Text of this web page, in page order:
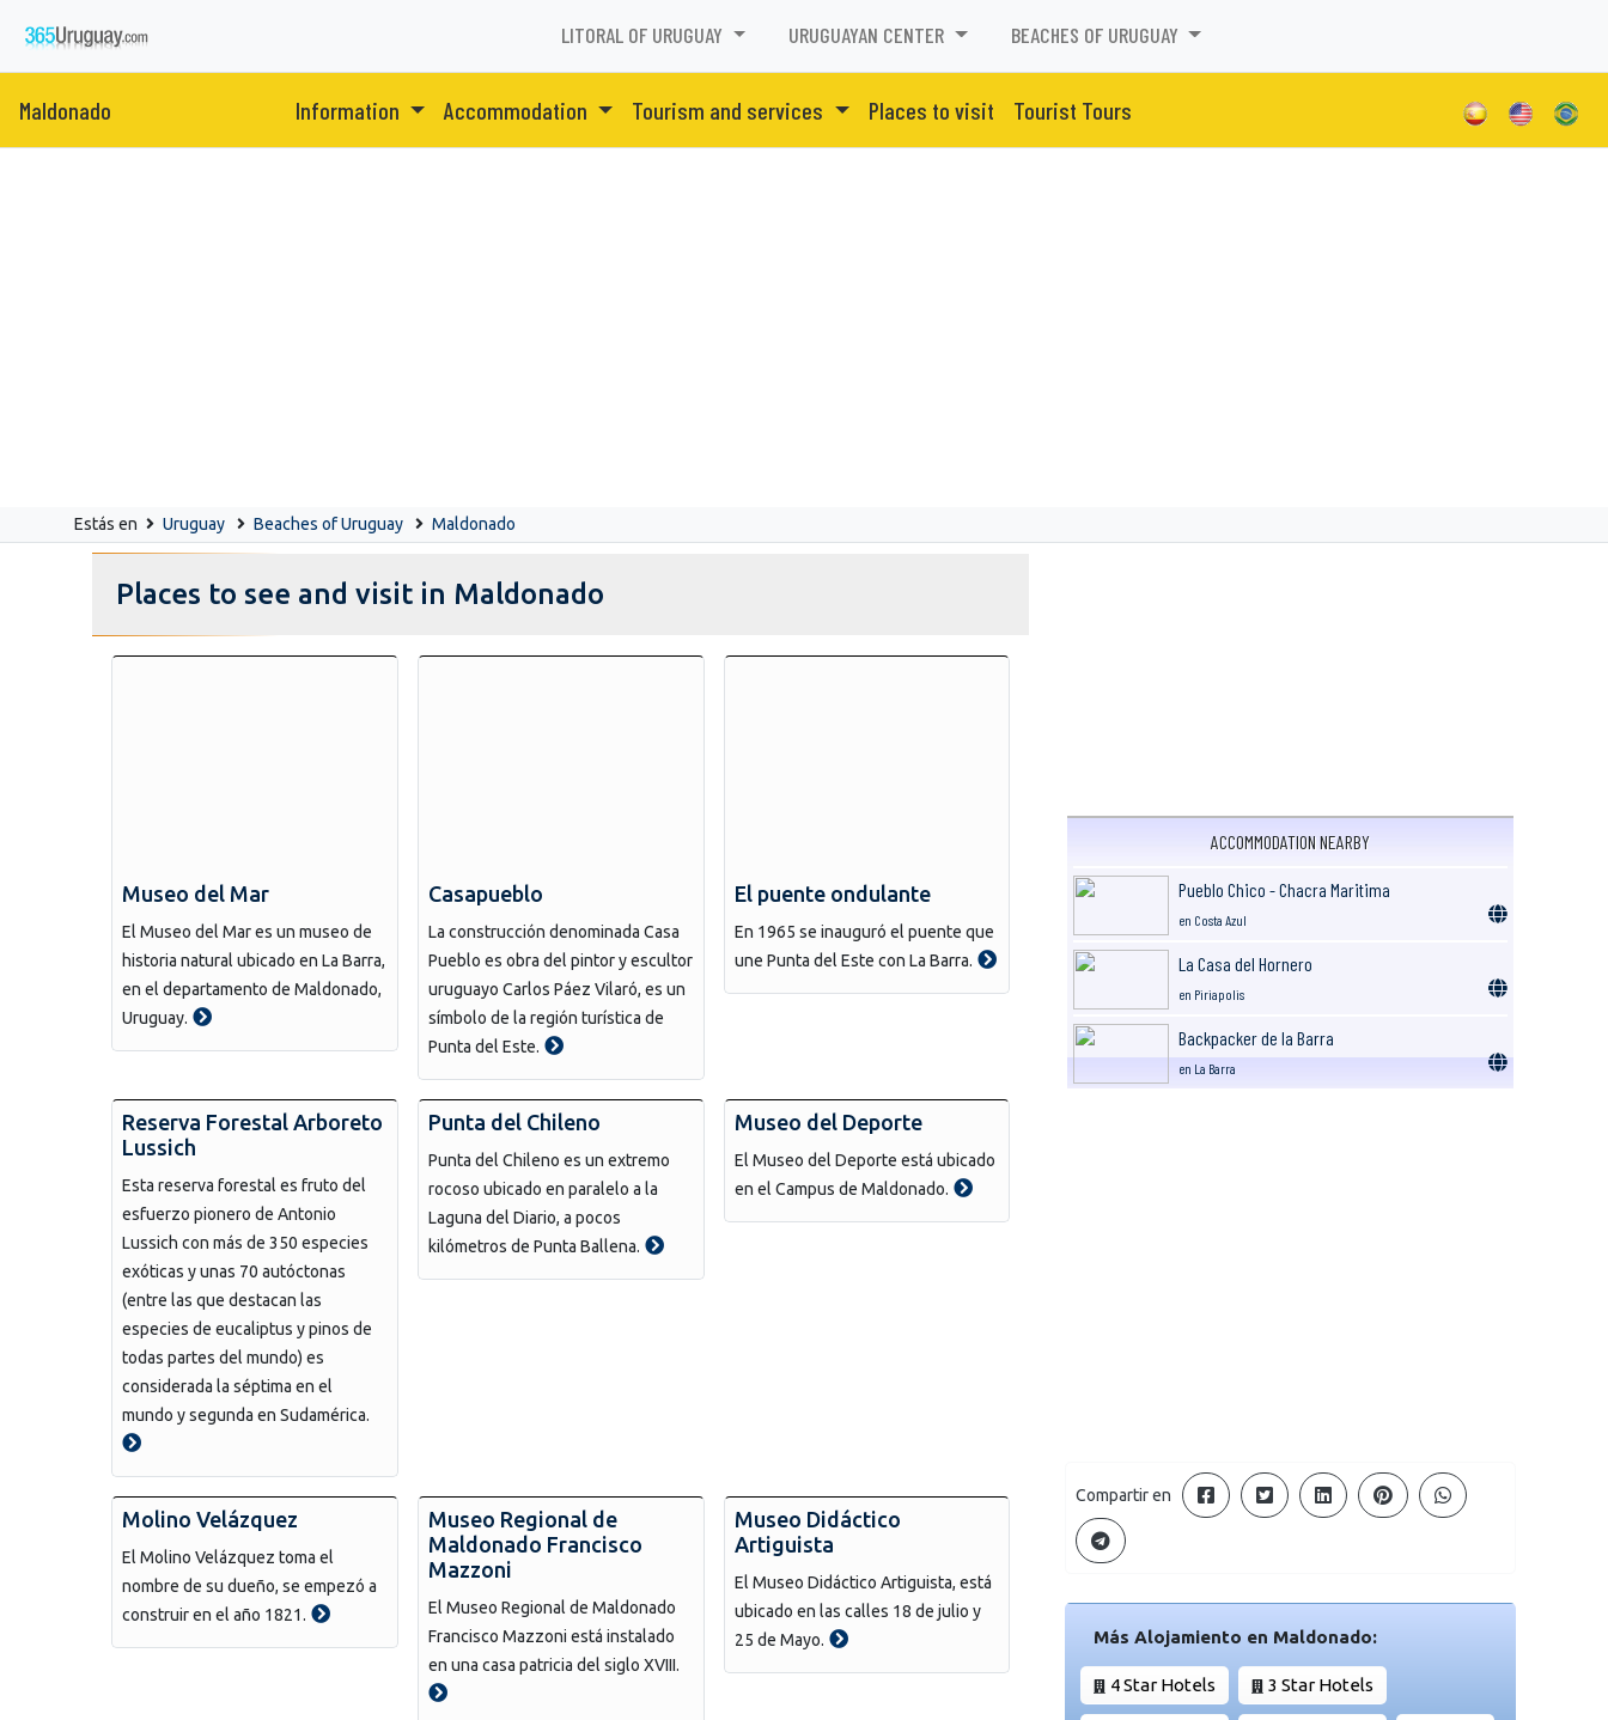
LITORAL OF URUGUAY URUGUAYAN CENTER BEACHES OF URUGUAY
Maldonado Information Accommodation Tourism and services Places to visit Tourist Tours
Estás en Uruguay Beaches of Uruguay Maldonado
Places to see and visit in Maldonado
Museo del Mar
El Museo del Mar es un museo de
historia natural ubicado en La Barra,
en el departamento de Maldonado,
Uruguay.
Casapueblo
La construcción denominada Casa
Pueblo es obra del pintor y escultor
uruguayo Carlos Páez Vilaró, es un
símbolo de la región turística de
Punta del Este.
El puente ondulante
En 1965 se inauguró el puente que
une Punta del Este con La Barra.
Reserva Forestal Arboreto
Lussich
Esta reserva forestal es fruto del
esfuerzo pionero de Antonio
Lussich con más de 350 especies
exóticas y unas 70 autóctonas
(entre las que destacan las
especies de eucaliptus y pinos de
todas partes del mundo) es
considerada la séptima en el
mundo y segunda en Sudamérica.
Punta del Chileno
Punta del Chileno es un extremo
rocoso ubicado en paralelo a la
Laguna del Diario, a pocos
kilómetros de Punta Ballena.
Museo del Deporte
El Museo del Deporte está ubicado
en el Campus de Maldonado.
Molino Velázquez
El Molino Velázquez toma el
nombre de su dueño, se empezó a
construir en el año 1821.
Museo Regional de
Maldonado Francisco
Mazzoni
El Museo Regional de Maldonado
Francisco Mazzoni está instalado
en una casa patricia del siglo XVIII.
Museo Didáctico
Artiguista
El Museo Didáctico Artiguista, está
ubicado en las calles 18 de julio y
25 de Mayo.
ACCOMMODATION NEARBY
Pueblo Chico - Chacra Maritima
en Costa Azul
La Casa del Hornero
en Piriapolis
Backpacker de la Barra
en La Barra
Compartir en
Más Alojamiento en Maldonado:
4 Star Hotels 3 Star Hotels